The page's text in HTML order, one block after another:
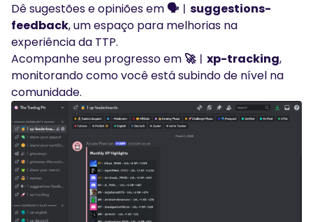
Dê sugestões e opiniões em🗣︱suggestions-
feedback, um espaço para melhorias na
experiência da TTP.
Acompanhe seu progresso em 🚀︱xp-tracking,
monitorando como você está subindo de nível na
comunidade.